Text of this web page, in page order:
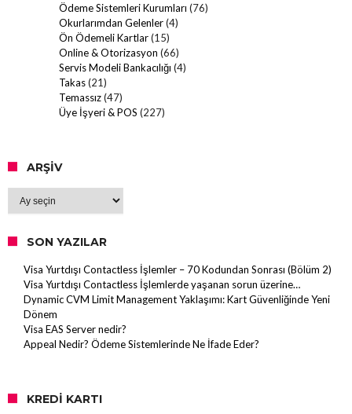
Ödeme Sistemleri Kurumları (76)
Okurlarımdan Gelenler(4)
Ön Ödemeli Kartlar(15)
Online & Otorizasyon (66)
Servis Modeli Bankacılığı (4)
Takas(21)
Temassız(47)
Üye İşyeri & POS (227)
ARŞIV
SON YAZILAR
Visa Yurtdışı Contactless İşlemler – 70 Kodundan Sonrası (Bölüm 2)
Visa Yurtdışı Contactless İşlemlerde yaşanan sorun üzerine…
Dynamic CVM Limit Management Yaklaşımı: Kart Güvenliğinde Yeni
Dönem
Visa EAS Server nedir?
Appeal Nedir? Ödeme Sistemlerinde Ne İfade Eder?
KREDI KARTI